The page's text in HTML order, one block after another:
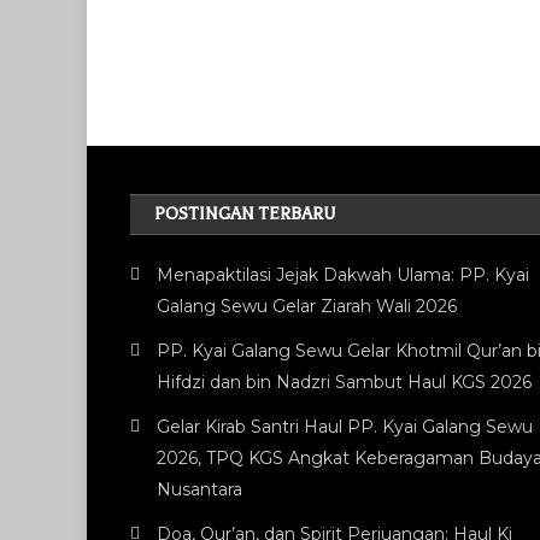
POSTINGAN TERBARU
Menapaktilasi Jejak Dakwah Ulama: PP. Kyai
Galang Sewu Gelar Ziarah Wali 2026
PP. Kyai Galang Sewu Gelar Khotmil Qur’an
Hifdzi dan bin Nadzri Sambut Haul KGS 2026
Gelar Kirab Santri Haul PP. Kyai Galang Sewu
2026, TPQ KGS Angkat Keberagaman Budaya
Nusantara
Doa, Qur’an, dan Spirit Perjuangan: Haul Ki